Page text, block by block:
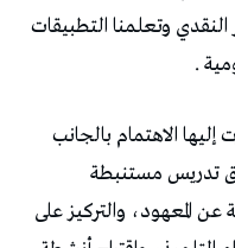
النقدي وتعلمنا التطبيقات
.
إليها الاهتمام بالجانب
تدريس مستنبطة
المعهود، والتركيز على